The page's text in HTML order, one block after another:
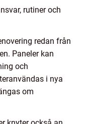
rutiner och
redan från
Paneler kan
och
i nya
om